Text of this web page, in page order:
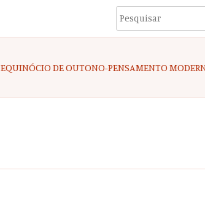
EQUINÓCIO DE OUTONO-PENSAMENTO